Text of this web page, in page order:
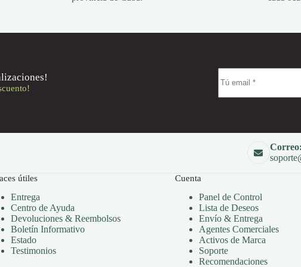
Correo:
útiles
Entrega
Centro de Ayuda
Devoluciones & Reembolsos
Boletín Informativo
Estado
Testimonios
Cuenta
Panel de Control
Lista de Deseos
Envío & Entrega
Agentes Comerciales
Activos de Marca
Soporte
Recomendaciones